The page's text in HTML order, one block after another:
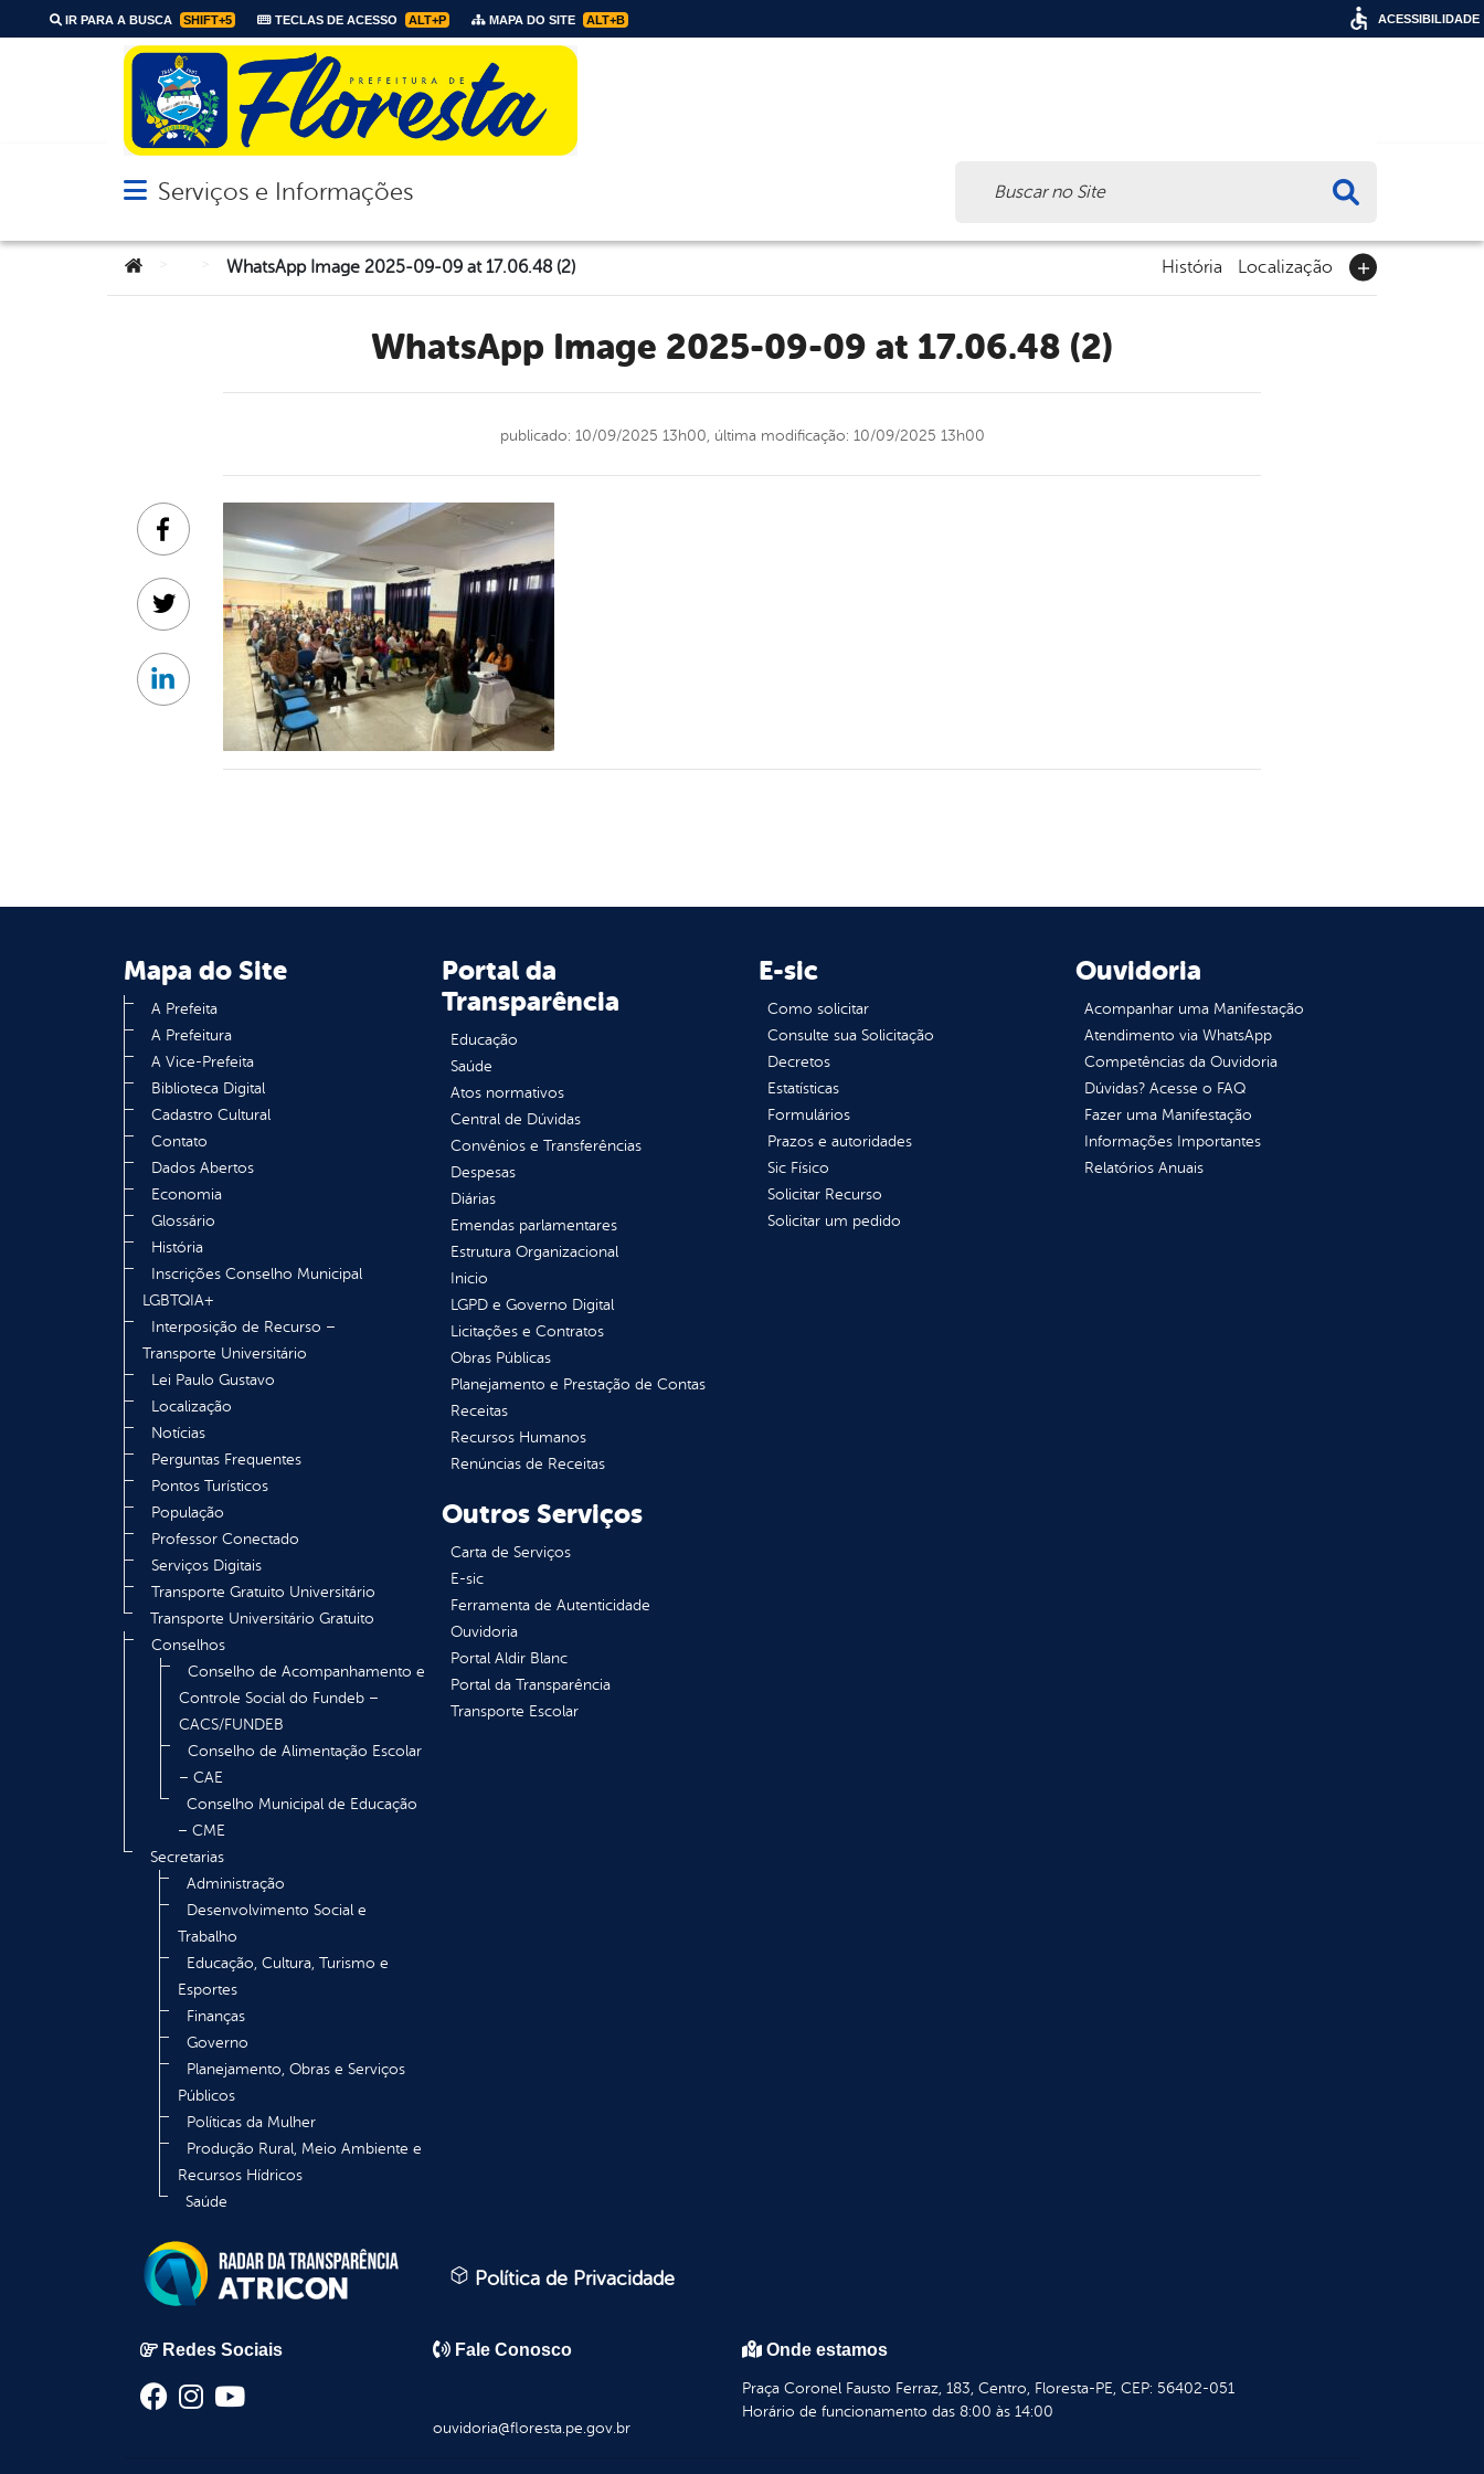
IR PARA A BUSCA SHIFT+5 TECLAS DE ACESSO ALT+P MAPA DO SITE ALT+B
Abrir menu principal de navegação
Serviços e Informações
Você está aqui:WhatsApp Image 2025-09-09 at 17.06.48 (2) História Localização
WhatsApp Image 2025-09-09 at 17.06.48 (2)
publicado: 10/09/2025 13h00, última modificação: 10/09/2025 13h00
Facebook
Twitter
Linkedin
Mapa do Site
A Prefeita
A Prefeitura
A Vice-Prefeita
Biblioteca Digital
Cadastro Cultural
Contato
Dados Abertos
Economia
Glossário
História
Inscrições Conselho Municipal
LGBTQIA+
Interposição de Recurso –
Transporte Universitário
Lei Paulo Gustavo
Localização
Notícias
Perguntas Frequentes
Pontos Turísticos
População
Professor Conectado
Serviços Digitais
Transporte Gratuito Universitário
Transporte Universitário Gratuito
Conselhos
Conselho de Acompanhamento e
Controle Social do Fundeb –
CACS/FUNDEB
Conselho de Alimentação Escolar
– CAE
Conselho Municipal de Educação
– CME
Secretarias
Administração
Desenvolvimento Social e
Trabalho
Educação, Cultura, Turismo e
Esportes
Finanças
Governo
Planejamento, Obras e Serviços
Públicos
Políticas da Mulher
Produção Rural, Meio Ambiente e
Recursos Hídricos
Saúde
Portal da
Transparência
Educação
Saúde
Atos normativos
Central de Dúvidas
Convênios e Transferências
Despesas
Diárias
Emendas parlamentares
Estrutura Organizacional
Inicio
LGPD e Governo Digital
Licitações e Contratos
Obras Públicas
Planejamento e Prestação de Contas
Receitas
Recursos Humanos
Renúncias de Receitas
E-sic
Como solicitar
Consulte sua Solicitação
Decretos
Estatísticas
Formulários
Prazos e autoridades
Sic Físico
Solicitar Recurso
Solicitar um pedido
Ouvidoria
Acompanhar uma Manifestação
Atendimento via WhatsApp
Competências da Ouvidoria
Dúvidas? Acesse o FAQ
Fazer uma Manifestação
Informações Importantes
Relatórios Anuais
Outros Serviços
Carta de Serviços
E-sic
Ferramenta de Autenticidade
Ouvidoria
Portal Aldir Blanc
Portal da Transparência
Transporte Escolar
Política de Privacidade
Redes Sociais Fale Conosco
ouvidoria@floresta.pe.gov.br
Onde estamos
Praça Coronel Fausto Ferraz, 183, Centro, Floresta-PE, CEP: 56402-051
Horário de funcionamento das 8:00 às 14:00
ACESSIBILIDADE